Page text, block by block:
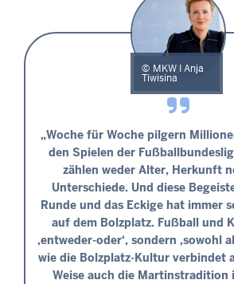
MKW I Anja
Tiwisina
„Woche für Woche pilgern
den Spielen der
zählen weder Alter, Herkunft
Unterschiede. Und diese
Runde und das Eckige hat immer
auf dem Bolzplatz. Fußball und
‚entweder-oder‘, sondern ‚sowohl
wie die Bolzplatz-Kultur verbindet
Weise auch die Martinstradition